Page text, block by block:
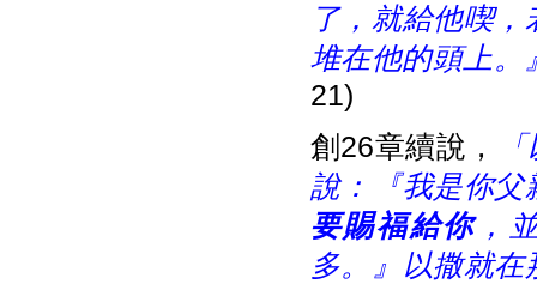
了，就給他喫
堆在他的頭上。
21)
創26章續說，
說：『我是你父
要賜福給你，
多。』以撒就